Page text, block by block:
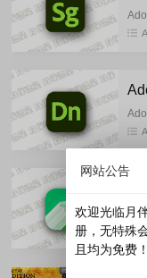
作
工
件
的
件
网站公告
欢迎光临月
册，无特殊
且均为免费